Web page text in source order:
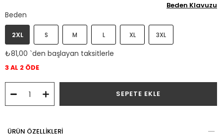
Beden Klavuzu
Beden
2XL S M L XL 3XL
₺81,00 `den başlayan taksitlerle
3 AL 2 ÖDE
ÜRÜN ÖZELLIKLERI